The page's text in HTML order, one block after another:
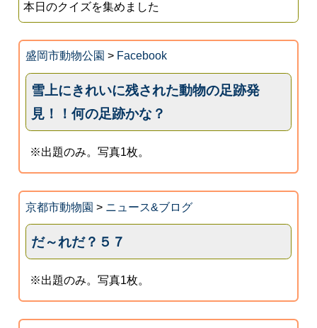
本日のクイズを集めました
盛岡市動物公園 > Facebook
雪上にきれいに残された動物の足跡発
見！！何の足跡かな？
※出題のみ。写真1枚。
京都市動物園 > ニュース&ブログ
だ～れだ？５７
※出題のみ。写真1枚。